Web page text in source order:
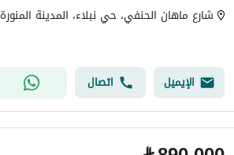
شارع ماهان الحنفي، حي نبلاء، المدينة المنورة
الإيميل اتصال